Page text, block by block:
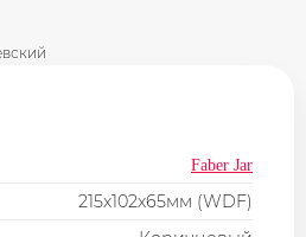
Faber Jar
215х102х65мм (WDF)